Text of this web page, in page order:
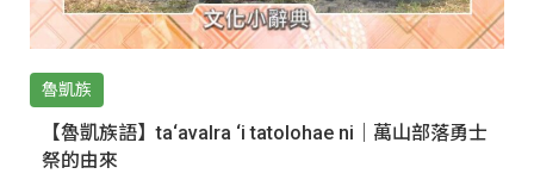
魯凱族
【魯凱族語】ta‘avalra ‘i tatolohae ni｜萬山部落勇士
祭的由來